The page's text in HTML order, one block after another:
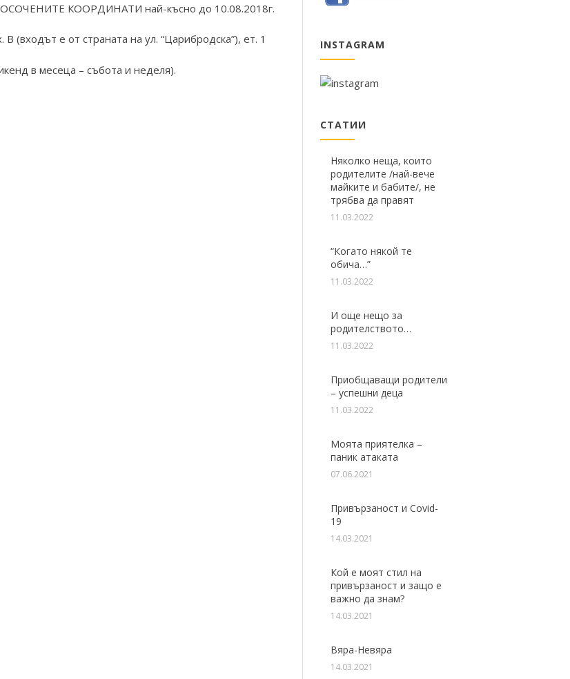
КООРДИНАТИ най-късно до 10.08.2018г.
(входът е от страната на ул. “Царибродска”), ет. 1
в месеца – събота и неделя).
INSTAGRAM
СТАТИИ
Няколко неща, които
родителите /най-вече
майките и бабите/, не
трябва да правят
11.03.2022
“Когато някой те
обича…”
11.03.2022
И още нещо за
родителството…
11.03.2022
Приобщаващи родители
– успешни деца
11.03.2022
Моята приятелка –
паник атаката
07.06.2021
Привързаност и Covid-
19
14.03.2021
Кой е моят стил на
привързаност и защо е
важно да знам?
14.03.2021
Вяра-Невяра
14.03.2021